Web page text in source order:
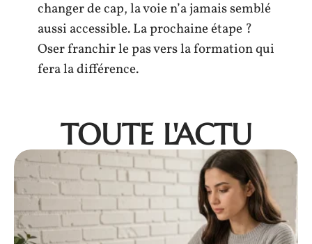
changer de cap, la voie n’a jamais semblé
aussi accessible. La prochaine étape ?
Oser franchir le pas vers la formation qui
fera la différence.
TOUTE L'ACTU